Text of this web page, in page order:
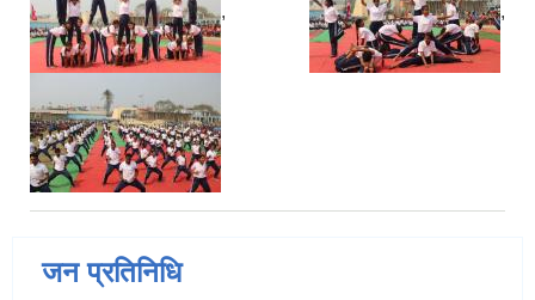
, ,
जन प्रतिनिधि